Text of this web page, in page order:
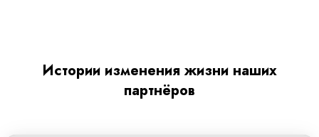
Истории изменения жизни наших
партнёров